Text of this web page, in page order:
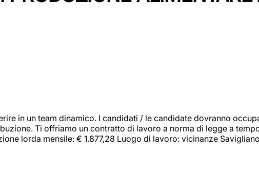
in un team dinamico. I candidati / le candidate dovranno
Ti offriamo un contratto di lavoro a norma di legge a
lorda mensile: € 1.877,28 Luogo di lavoro: vicinanze